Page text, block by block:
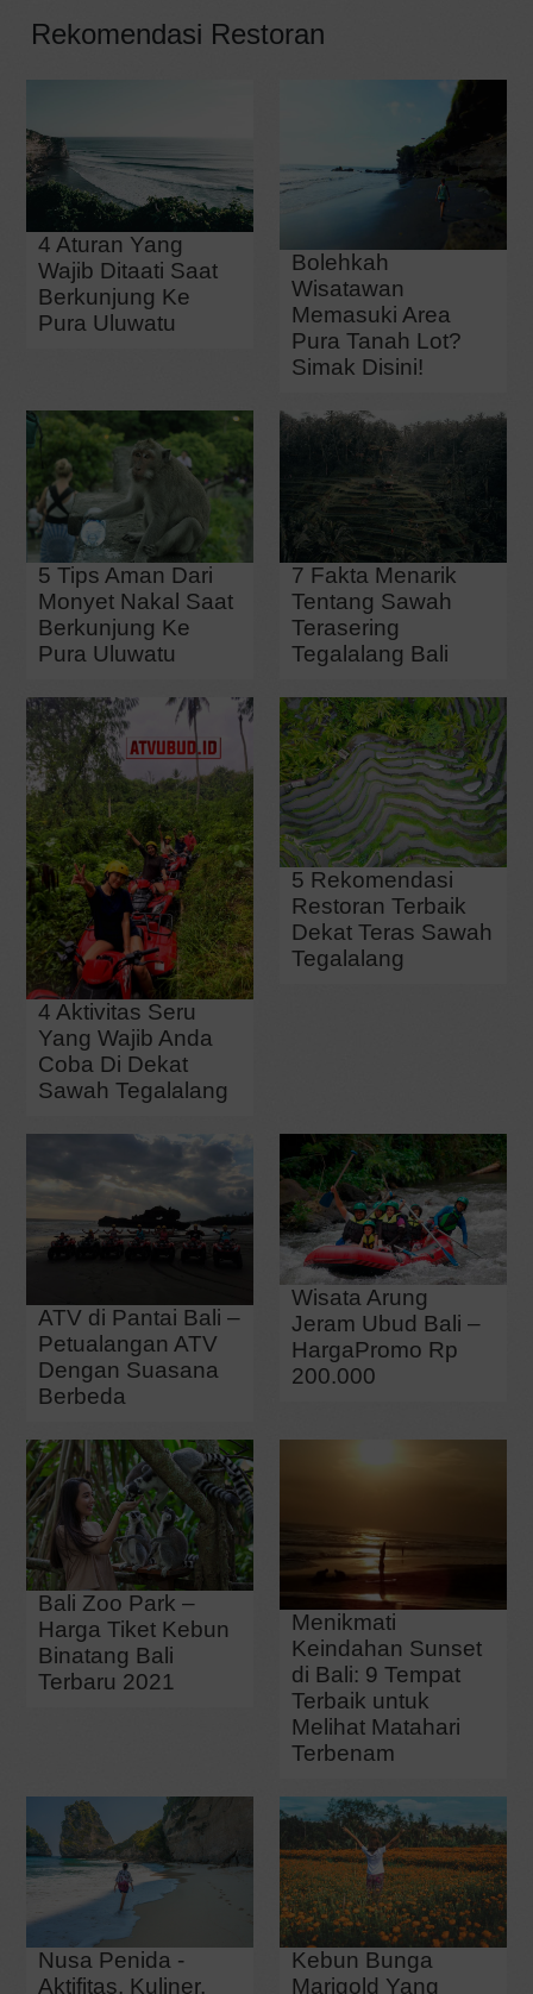
Rekomendasi Restoran
4 Aturan Yang
Wajib Ditaati Saat
Berkunjung Ke
Pura Uluwatu
Bolehkah
Wisatawan
Memasuki Area
Pura Tanah Lot?
Simak Disini!
5 Tips Aman Dari
Monyet Nakal Saat
Berkunjung Ke
Pura Uluwatu
7 Fakta Menarik
Tentang Sawah
Terasering
Tegalalang Bali
4 Aktivitas Seru
Yang Wajib Anda
Coba Di Dekat
Sawah Tegalalang
5 Rekomendasi
Restoran Terbaik
Dekat Teras Sawah
Tegalalang
ATV di Pantai Bali –
Petualangan ATV
Dengan Suasana
Berbeda
Wisata Arung
Jeram Ubud Bali –
HargaPromo Rp
200.000
Bali Zoo Park –
Harga Tiket Kebun
Binatang Bali
Terbaru 2021
Menikmati
Keindahan Sunset
di Bali: 9 Tempat
Terbaik untuk
Melihat Matahari
Terbenam
Nusa Penida -
Aktifitas, Kuliner,
Kebun Bunga
Marigold Yang